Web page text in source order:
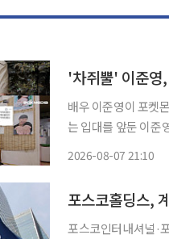
'차쥐뿔' 이준
배우 이준영이 포켓몬 카드 리셀러에 분
는 입대를 앞둔 이준영이 출
2026-08-07 21:10
포스코홀딩스,
포스코인터내셔널·포스코DX 지